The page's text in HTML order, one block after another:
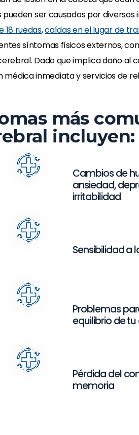
ser causadas por
18 ruedas,caídas en el lugar de
síntomas físicos externos,
Dado que implica daño al
inmediata y servicios de
más
incluyen:
Cambios de
ansiedad,
irritabilidad
Sensibilidad a
Problemas
equilibrio de
Pérdida del
memoria